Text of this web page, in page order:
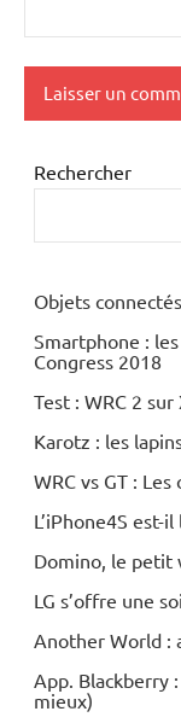
Rechercher
Objets
Smartphone :
Congress 2018
Test : WRC 2 sur
Karotz : les
WRC vs GT :
L’iPhone4S est-
Domino, le petit
LG s’offre une
Another World :
App. Blackberry
mieux)